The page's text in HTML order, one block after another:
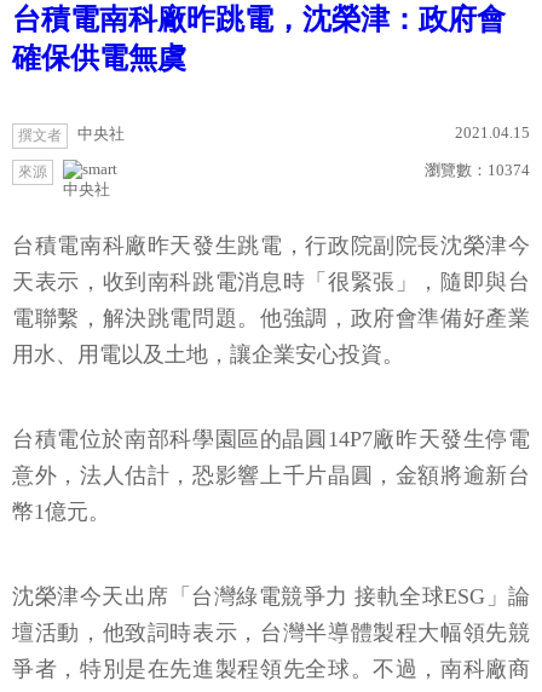
台積電南科廠昨跳電，沈榮津：政府會
確保供電無虞
撰文者 中央社 2021.04.15
來源
中央社
瀏覽數： 10374
台積電南科廠昨天發生跳電，行政院副院長沈榮津今
天表示，收到南科跳電消息時「很緊張」，隨即與台
電聯繫，解決跳電問題。他強調，政府會準備好產業
用水、用電以及土地，讓企業安心投資。
台積電位於南部科學園區的晶圓14P7廠昨天發生停電
意外，法人估計，恐影響上千片晶圓，金額將逾新台
幣1億元。
沈榮津今天出席「台灣綠電競爭力 接軌全球ESG」論
壇活動，他致詞時表示，台灣半導體製程大幅領先競
爭者，特別是在先進製程領先全球。不過，南科廠商